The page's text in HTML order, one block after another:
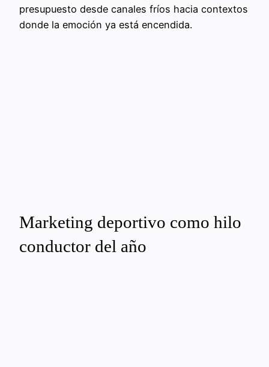
presupuesto desde canales fríos hacia contextos
donde la emoción ya está encendida.
Marketing deportivo como hilo
conductor del año